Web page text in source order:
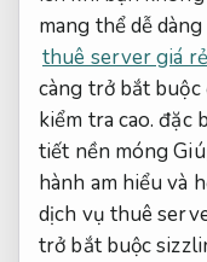
mang thể dễ
thuê server giá
càng trở bắt buộc
kiểm tra cao. đặc
tiết nền móng
hành am hiểu và
dịch vụ thuê
trở bắt buộc